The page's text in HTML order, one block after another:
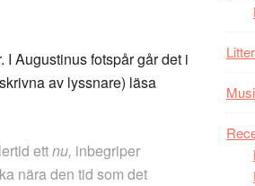
Augustinus fotspår går det i
av lyssnare) läsa
ettnu, inbegriper
nära den tid som det